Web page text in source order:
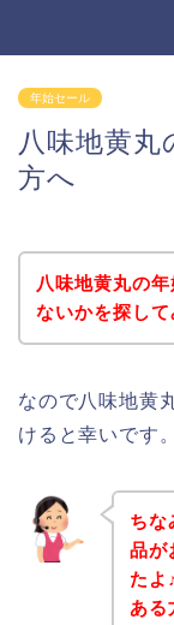
年始セール
八味地黄
方へ
八味地黄丸の
ないかを探して
なので八味地黄
けると幸いです。
ちな
品が
たよ
ある